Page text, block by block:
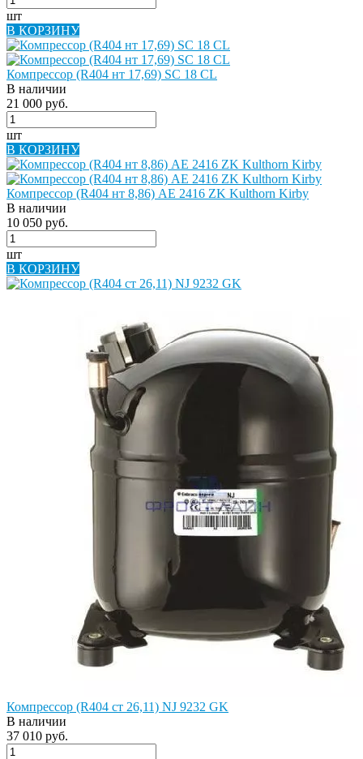
шт
В КОРЗИНУ
Компрессор (R404 нт 17,69) SC 18 СL
В наличии
21 000 руб.
шт
В КОРЗИНУ
Компрессор (R404 нт 8,86) AE 2416 ZK Kulthorn Kirby
В наличии
10 050 руб.
шт
В КОРЗИНУ
Компрессор (R404 ст 26,11) NJ 9232 GK
В наличии
37 010 руб.